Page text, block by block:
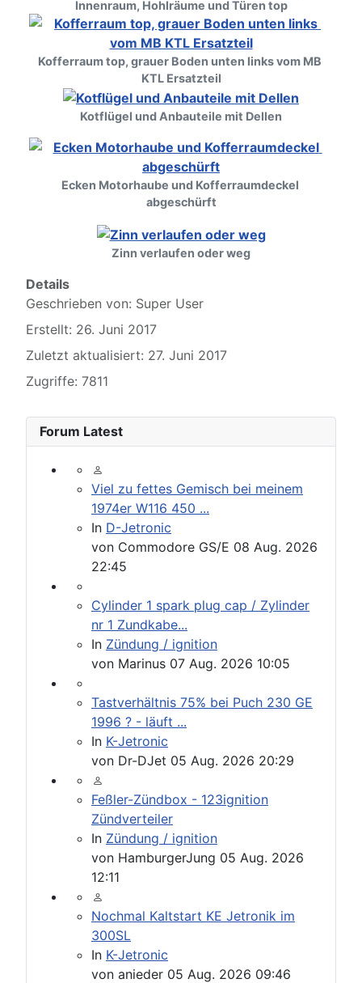
Innenraum, Hohlräume und Türen top
Kofferraum top, grauer Boden unten links vom MB
KTL Ersatzteil
Kotflügel und Anbauteile mit Dellen
Ecken Motorhaube und Kofferraumdeckel
abgeschürft
Zinn verlaufen oder weg
Details
Geschrieben von: Super User
Erstellt: 26. Juni 2017
Zuletzt aktualisiert: 27. Juni 2017
Zugriffe: 7811
Forum Latest
Viel zu fettes Gemisch bei meinem
1974er W116 450 ...
In D-Jetronic
von Commodore GS/E 08 Aug. 2026
22:45
Cylinder 1 spark plug cap / Zylinder
nr 1 Zundkabe...
In Zündung / ignition
von Marinus 07 Aug. 2026 10:05
Tastverhältnis 75% bei Puch 230 GE
1996 ? - läuft ...
In K-Jetronic
von Dr-DJet 05 Aug. 2026 20:29
Feßler-Zündbox - 123ignition
Zündverteiler
In Zündung / ignition
von HamburgerJung 05 Aug. 2026
12:11
Nochmal Kaltstart KE Jetronik im
300SL
In K-Jetronic
von anieder 05 Aug. 2026 09:46